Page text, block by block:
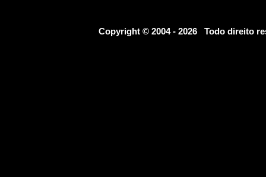
Copyright © 2004 - 2026 Todo direito